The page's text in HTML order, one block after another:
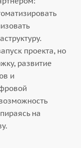
проекта, но
развитие
и
на